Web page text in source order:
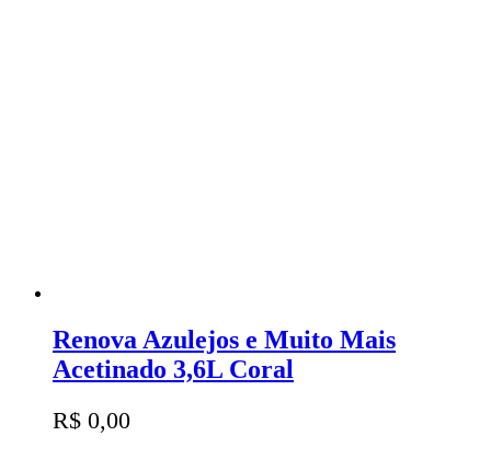
Renova Azulejos e Muito Mais
Acetinado 3,6L Coral
R$ 0,00